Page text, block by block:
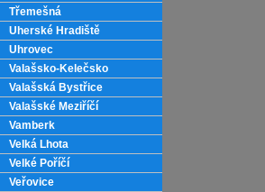
Třemešná
Uherské Hradiště
Uhrovec
Valašsko-Kelečsko
Valašská Bystřice
Valašské Meziříčí
Vamberk
Velká Lhota
Velké Poříčí
Veřovice